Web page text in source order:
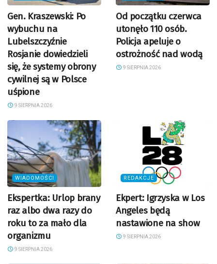
Gen. Kraszewski: Po
wybuchu na
Lubelszczyźnie
Rosjanie dowiedzieli
się, że systemy obrony
cywilnej są w Polsce
uśpione
9 SIERPNIA 2026
Od początku czerwca
utonęło 110 osób.
Policja apeluje o
ostrożność nad wodą
9 SIERPNIA 2026
WIADOMOŚCI
Ekspertka: Urlop brany
raz albo dwa razy do
roku to za mało dla
organizmu
9 SIERPNIA 2026
REDAKCJE
Ekpert: Igrzyska w Los
Angeles będą
nastawione na show
9 SIERPNIA 2026